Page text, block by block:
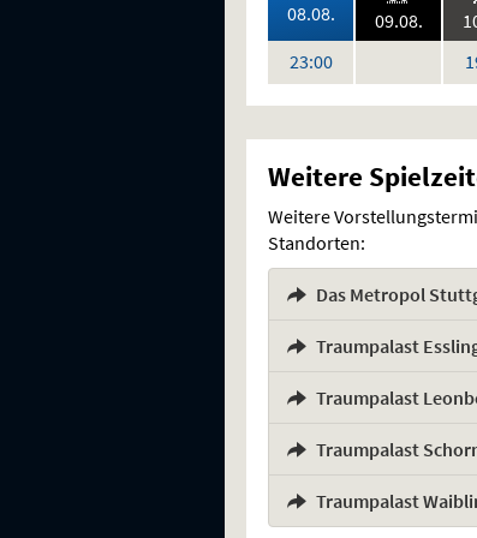
08.08.2026:
23:00Uhr
09.08.2026:
Vorstellungen
Weitere
Weitere
Standorten:
Das Metropol
Traumpalast
Traumpalast
Traumpalast
Traumpalast